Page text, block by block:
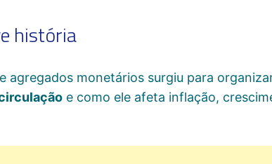
história
agregados monetários surgiu para
e como ele afeta inflação,